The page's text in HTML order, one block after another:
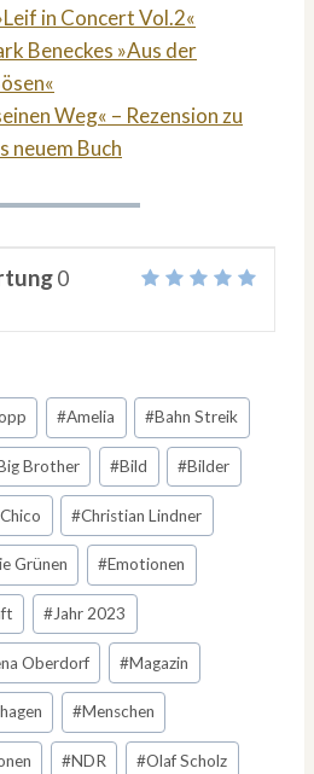
in Concert Vol.2«
Beneckes »Aus der
Weg« – Rezension zu
neuem Buch
0
#Amelia #Bahn Streik
Brother #Bild #Bilder
Chico #Christian Lindner
Grünen #Emotionen
#Jahr 2023
Oberdorf #Magazin
#Menschen
#NDR #Olaf Scholz